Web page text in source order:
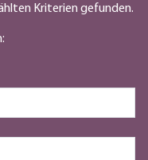
Kriterien gefunden.